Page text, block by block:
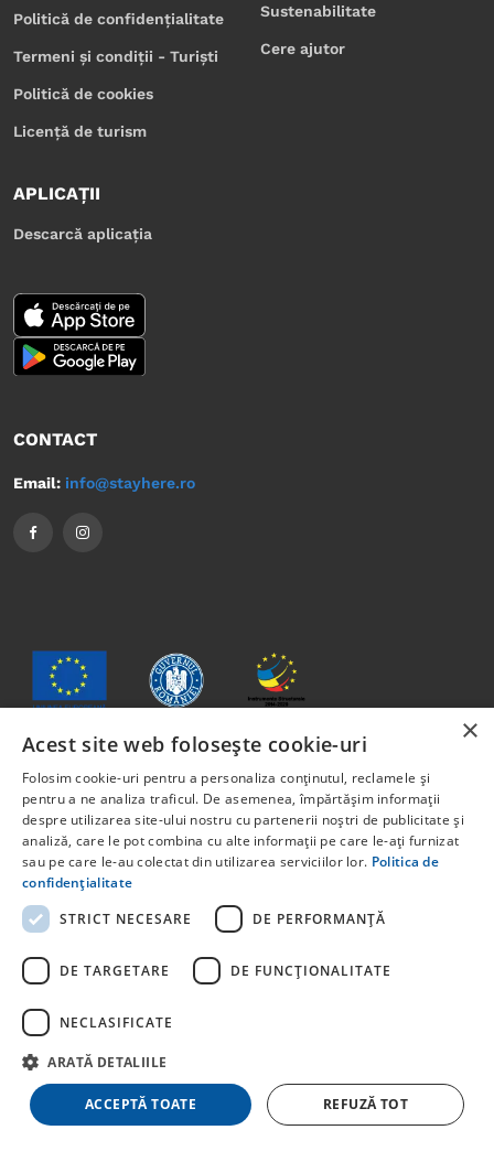
Politică de confidențialitate
Termeni și condiții - Turiști
Politică de cookies
Licență de turism
Sustenabilitate
Cere ajutor
APLICAȚII
Descarcă aplicația
CONTACT
Email: info@stayhere.ro
Conținutul acestui material nu reprezintă în mod obligatoriu
poziția oficială a Uniunii Europene sau a Guvernului
României
Proiect cofinanțat din Fondul Social European, prin
Programul Capital Uman 2014 -2020 Axa prioritară 6:
Educație și competențe. Apelul pentru proiecte:
POCU/829/6/13 – Innotech Student. Titlul proiectului:
Pentru informații detaliate despre celelate programe
×
Acest site web folosește cookie-uri
Folosim cookie-uri pentru a personaliza conținutul, reclamele și
pentru a ne analiza traficul. De asemenea, împărtășim informații
despre utilizarea site-ului nostru cu partenerii noștri de publicitate și
analiză, care le pot combina cu alte informații pe care le-ați furnizat
sau pe care le-au colectat din utilizarea serviciilor lor. Politica de
confidențialitate
STRICT NECESARE
DE PERFORMANȚĂ
DE TARGETARE DE FUNCŢIONALITATE
NECLASIFICATE
ARATĂ DETALIILE
ACCEPTĂ TOATE REFUZĂ TOT